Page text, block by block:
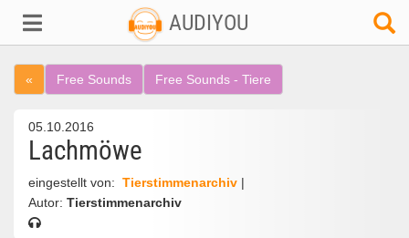
AUDIYOU
« Free Sounds Free Sounds - Tiere
05.10.2016
Lachmöwe
eingestellt von: Tierstimmenarchiv
Autor: Tierstimmenarchiv